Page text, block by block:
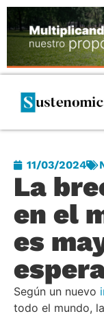
11/03/2024
La
en el
es
Según un nuevo
todo el mundo,